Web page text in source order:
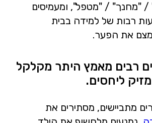
"מחנך" / "מטפל", ומעמיסים
רבות של למידה בבית
את הפער.
רבים מאמץ היתר מקלקל
ליחסים.
מתביישים, מסתירים את